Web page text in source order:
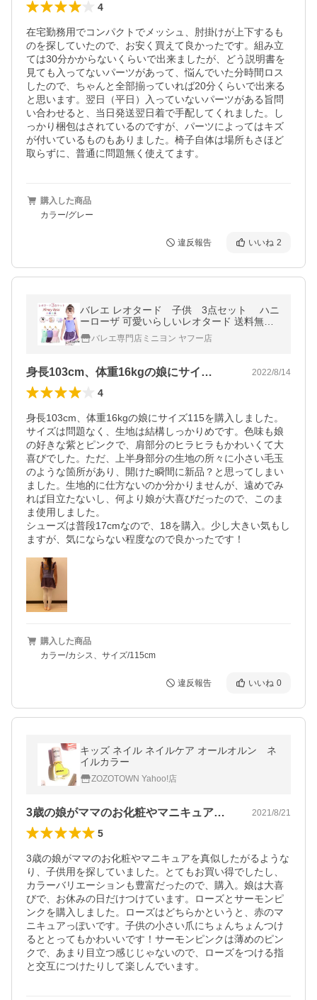
4
在宅勤務用でコンパクトでメッシュ、肘掛けが上下するも
のを探していたので、お安く買えて良かったです。組み立
ては30分かからないくらいで出来ましたが、どう説明書を
見ても入ってないパーツがあって、悩んでいた分時間ロス
したので、ちゃんと全部揃っていれば20分くらいで出来る
と思います。翌日（平日）入っていないパーツがある旨問
い合わせると、当日発送翌日着で手配してくれました。し
っかり梱包はされているのですが、パーツによってはキズ
が付いているものもありました。椅子自体は場所もさほど
取らずに、普通に問題無く使えてます。
購入した商品
カラー/グレー
違反報告 いいね 2
バレエ レオタード 子供 3点セット ハニ
ーローザ 可愛いらしいレオタード 送料無
料 安い
バレエ専門店ミニヨン ヤフー店
身長103cm、体重16kgの娘にサイ… 2022/8/14
4
身長103cm、体重16kgの娘にサイズ115を購入しました。
サイズは問題なく、生地は結構しっかりめです。色味も娘
の好きな紫とピンクで、肩部分のヒラヒラもかわいくて大
喜びでした。ただ、上半身部分の生地の所々に小さい毛玉
のような箇所があり、開けた瞬間に新品？と思ってしまい
ました。生地的に仕方ないのか分かりませんが、遠めでみ
れば目立たないし、何より娘が大喜びだったので、このま
ま使用しました。
シューズは普段17cmなので、18を購入。少し大きい気もし
ますが、気にならない程度なので良かったです！
購入した商品
カラー/カシス、サイズ/115cm
違反報告 いいね 0
キッズ ネイル ネイルケア オールオルン ネ
イルカラー
ZOZOTOWN Yahoo!店
3歳の娘がママのお化粧やマニキュアを真… 2021/8/21
5
3歳の娘がママのお化粧やマニキュアを真似したがるような
り、子供用を探していました。とてもお買い得でしたし、
カラーバリエーションも豊富だったので、購入。娘は大喜
びで、お休みの日だけつけています。ローズとサーモンピ
ンクを購入しました。ローズはどちらかというと、赤のマ
ニキュアっぽいです。子供の小さい爪にちょんちょんつけ
るととってもかわいいです！サーモンピンクは薄めのピン
クで、あまり目立つ感じじゃないので、ローズをつける指
と交互につけたりして楽しんでいます。